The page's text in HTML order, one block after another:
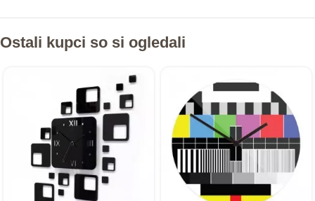
Ostali kupci so si ogledali